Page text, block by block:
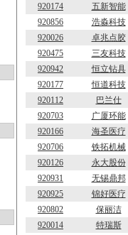
920174
五新智能
920856
浩淼科技
920026
卓兆点胶
920475
三友科技
920942
恒立钻具
920177
恒道科技
920112
巴兰仕
920703
广厦环能
920166
海圣医疗
920706
铁拓机械
920126
永大股份
920931
无锡鼎邦
920925
锦好医疗
920802
保丽洁
920014
特瑞斯